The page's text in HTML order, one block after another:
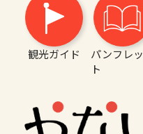
観光ガイド
パンフレッ
ト